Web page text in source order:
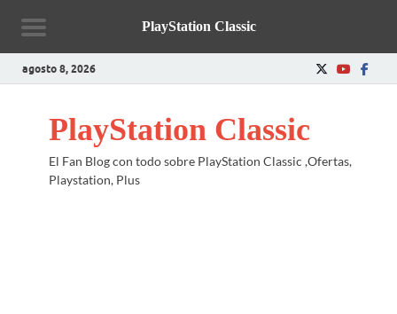
agosto 8, 2026
PlayStation Classic
El Fan Blog con todo sobre PlayStation Classic ,Ofertas,
Playstation, Plus
PlayStation Classic